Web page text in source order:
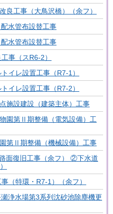
良工事（大鳥沢橋）（余フ）
水管布設替工事
水管布設替工事
事（スR6-2）
イレ設置工事（R7-1）
イレ設置工事（R7-2）
施設建設（建築主体）工事
園第Ⅱ期整備（電気設備）工
第Ⅱ期整備（機械設備）工事
面復旧工事（余フ） ②下水道
（特環・R7-1）（余フ）
浄水場第3系列沈砂池除塵機更